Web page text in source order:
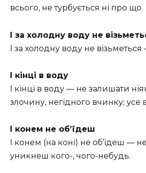
всього, не турбується ні про що.
І за холодну воду не
І за холодну воду не
І кінці в воду
І кінці в воду — не залишати
злочину, негідного вчинку; усе
І конем не об’їдеш
І конем (на коні) не об’їдеш —
уникнеш кого-, чого-небудь.